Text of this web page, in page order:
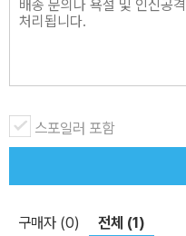
스포일러 포함
구매자 (0) 전체 (1)